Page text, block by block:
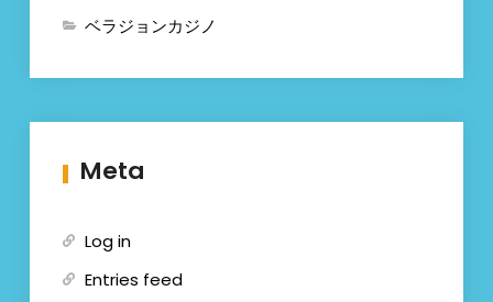
ベラジョンカジノ
Meta
Log in
Entries feed